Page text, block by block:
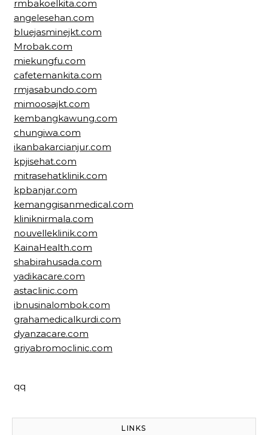
rmbakoelkita.com
angelesehan.com
bluejasminejkt.com
Mrobak.com
miekungfu.com
cafetemankita.com
rmjasabundo.com
mimoosajkt.com
kembangkawung.com
chungiwa.com
ikanbakarcianjur.com
kpjisehat.com
mitrasehatklinik.com
kpbanjar.com
kemanggisanmedical.com
kliniknirmala.com
nouvelleklinik.com
KainaHealth.com
shabirahusada.com
yadikacare.com
astaclinic.com
ibnusinalombok.com
grahamedicalkurdi.com
dyanzacare.com
griyabromoclinic.com
qq
LINKS